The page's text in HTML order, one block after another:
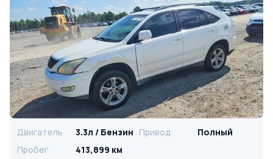
Двигатель 3.3л / Бензин Привод
Полный
Пробег
413,899 км